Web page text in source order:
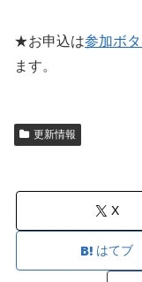
★お申込は参加ボ
ます。
更新情報
X
はてブ